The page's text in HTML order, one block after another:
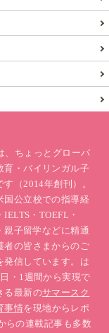
ました！
ャリア教育
海外インタビュー
海外の子育て
バイト事情
欧子育て
の過ごし方
デンの夏休み
スウェーデン
、ちょっとグローバ
育・バイリンガル子
（2014年創刊）。
国公立校での指導経
・TOEFL・
親子留学などに精通
者の皆さまからのご
発信しています。は
・1週間から実現で
る最新のサマースク
事情を現地からレポ
らの連載記事も多数